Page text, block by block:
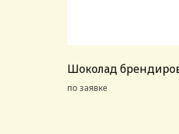
Шоколад
по заявке